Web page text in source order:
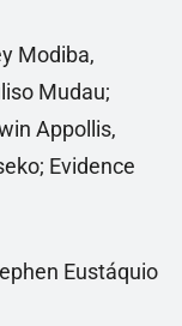
Modiba,
Mudau;
Appollis,
Evidence
Eustáquio